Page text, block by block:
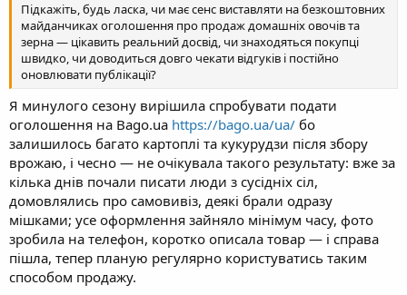
Підкажіть, будь ласка, чи має сенс виставляти на безкоштовних
майданчиках оголошення про продаж домашніх овочів та
зерна — цікавить реальний досвід, чи знаходяться покупці
швидко, чи доводиться довго чекати відгуків і постійно
оновлювати публікації?
Я минулого сезону вирішила спробувати подати
оголошення на Bago.ua httрs://bago.ua/ua/ бо
залишилось багато картоплі та кукурудзи після збору
врожаю, і чесно — не очікувала такого результату: вже за
кілька днів почали писати люди з сусідніх сіл,
домовлялись про самовивіз, деякі брали одразу
мішками; усе оформлення зайняло мінімум часу, фото
зробила на телефон, коротко описала товар — і справа
пішла, тепер планую регулярно користуватись таким
способом продажу.